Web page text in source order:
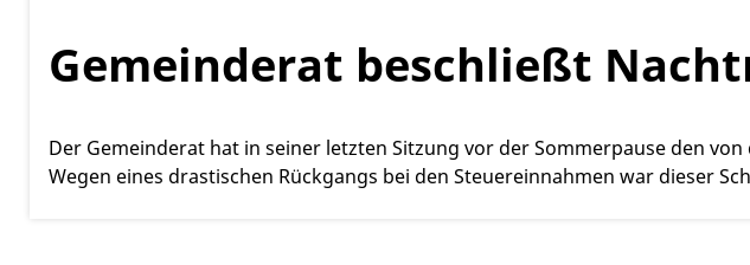
Gemeinderat beschließt
Der Gemeinderat hat in seiner letzten Sitzung vor der Sommerpause den
Wegen eines drastischen Rückgangs bei den Steuereinnahmen war dieser